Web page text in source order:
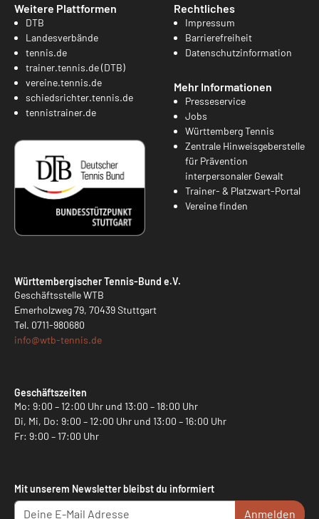
Weitere Plattformen
DTB
Landesverbände
tennis.de
trainer.tennis.de (DTB)
vereine.tennis.de
schiedsrichter.tennis.de
tennistrainer.de
Rechtliches
Impressum
Barrierefreiheit
Datenschutzinformation
Mehr Informationen
Presseservice
Jobs
Württemberg Tennis
Zentrale Hinweisgeberstelle
für Prävention
interpersonaler Gewalt
Trainer- & Platzwart-Portal
Vereine finden
Württembergischer Tennis-Bund e.V.
Geschäftsstelle WTB
Emerholzweg 79, 70439 Stuttgart
Tel. 0711-980680
info@wtb-tennis.de
Geschäftszeiten
Mo: 9:00 – 12:00 Uhr und 13:00 – 18:00 Uhr
Di, Mi, Do: 9:00 – 12:00 Uhr und 13:00 – 16:00 Uhr
Fr: 9:00 – 17:00 Uhr
Mit unserem Newsletter bleibst du informiert
Anmelden